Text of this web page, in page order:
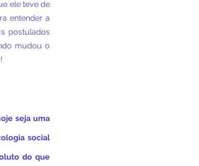
ele teve de
entender a
postulados
mudou o
seja uma
social
do que